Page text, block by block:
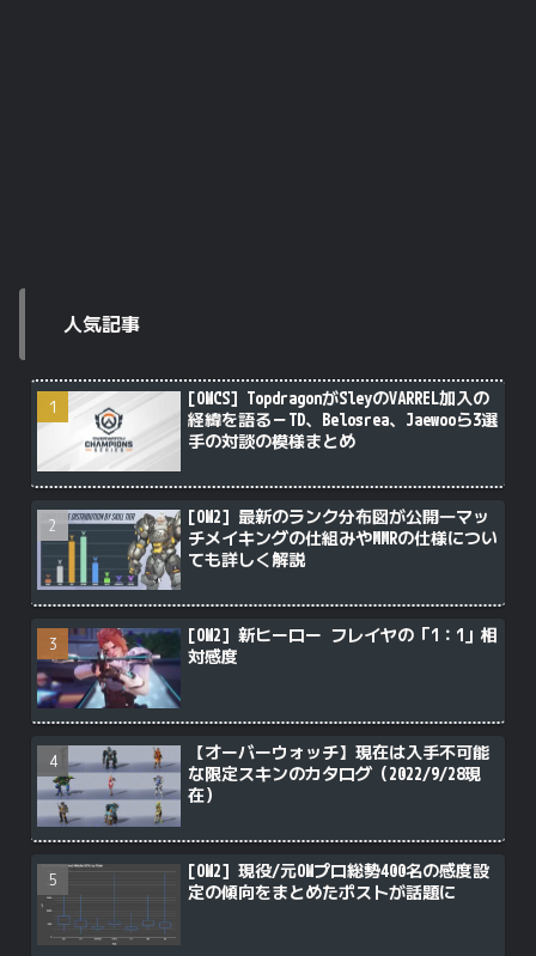
人気記事
[OWCS] TopdragonがSleyのVARREL加入の
経緯を語る－TD、Belosrea、Jaewooら3選
手の対談の模様まとめ
[OW2] 最新のランク分布図が公開―マッ
チメイキングの仕組みやMMRの仕様につい
ても詳しく解説
[OW2] 新ヒーロー フレイヤの「1：1」相
対感度
【オーバーウォッチ】現在は入手不可能
な限定スキンのカタログ（2022/9/28現
在）
[OW2] 現役/元OWプロ総勢400名の感度設
定の傾向をまとめたポストが話題に